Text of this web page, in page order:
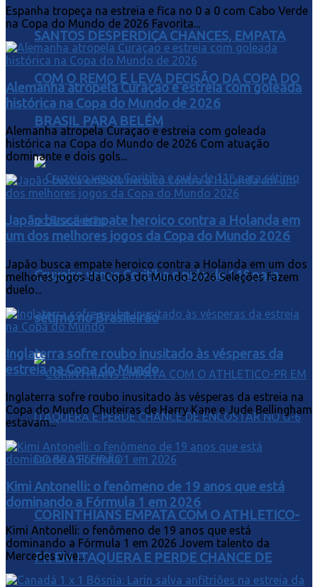
SANTOS DESPERDIÇA CHANCES, EMPATA
COM O REMO E LEVA DECISÃO DA COPA DO
BRASIL PARA BELÉM
Cruzeiro vence Coritiba e pula de 11º para
sétimo no Brasileirão
CORINTHIANS EMPATA COM O ATHLETICO-
PR EM ITAQUERA E PERDE CHANCE DE
Espanha tropeça na estreia e fica no 0 a 0 com Cabo Verde
na Copa do Mundo de 2026 Favorita...
Alemanha atropela Curaçao e estreia com goleada
histórica na Copa do Mundo de 2026
Alemanha atropela Curaçao e estreia com goleada
histórica na Copa do Mundo de 2026 Com atuação
dominante e dois gols...
Japão busca empate heroico contra a Holanda em
um dos melhores jogos da Copa do Mundo 2026
Japão busca empate heroico contra a Holanda em um dos
melhores jogos da Copa do Mundo 2026 Seleções fazem
duelo...
Inglaterra sofre roubo inusitado às vésperas da
estreia na Copa do Mundo
Inglaterra sofre roubo inusitado às vésperas da estreia na
Copa do Mundo Chuteiras de Harry Kane e Jude Bellingham
estavam...
Kimi Antonelli: o fenômeno de 19 anos que está
dominando a Fórmula 1 em 2026
Kimi Antonelli: o fenômeno de 19 anos que está
dominando a Fórmula 1 em 2026 Jovem talento da
Mercedes vive...